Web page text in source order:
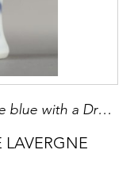
Snuff bottle porcelain underglaze blue with a Dragon - - China 10th century
LAVERGNE